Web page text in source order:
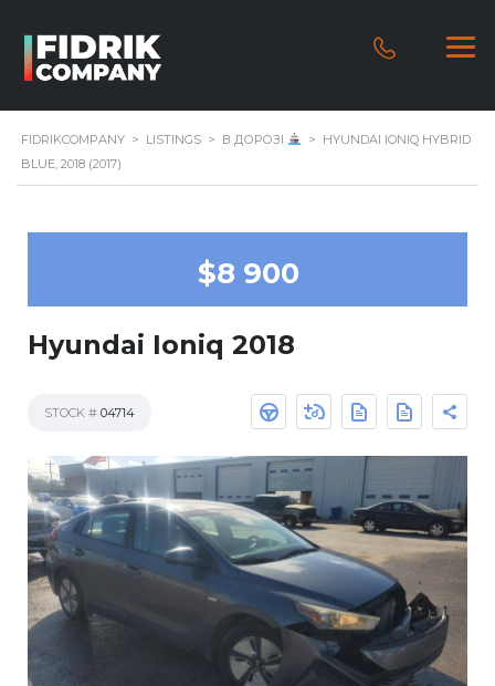
FIDRIKCOMPANY > LISTINGS > В ДОРОЗІ > HYUNDAI IONIQ HYBRID
BLUE, 2018 (2017)
$8 900
Hyundai Ioniq 2018
STOCK # 04714